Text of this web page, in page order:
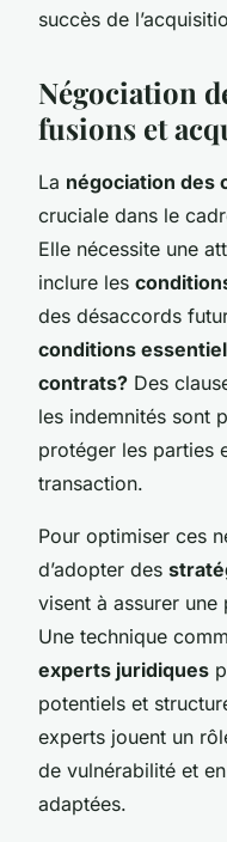
succès de
Négociation
fusions et
La négociation des
cruciale dans le
Elle nécessite une
inclure les
des désaccords
conditions
contrats? Des
les indemnités sont
protéger les parties
transaction.
Pour optimiser ces
d’adopter des
visent à assurer
Une technique
experts juridiques
potentiels et
experts jouent un
de vulnérabilité et
adaptées.